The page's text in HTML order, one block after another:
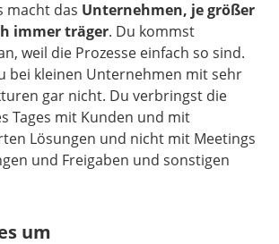
macht das Unternehmen, je größer
immer träger. Du kommst
weil die Prozesse einfach so sind.
bei kleinen Unternehmen mit sehr
gar nicht. Du verbringst die
Tages mit Kunden und mit
Lösungen und nicht mit Meetings
und Freigaben und sonstigen
um